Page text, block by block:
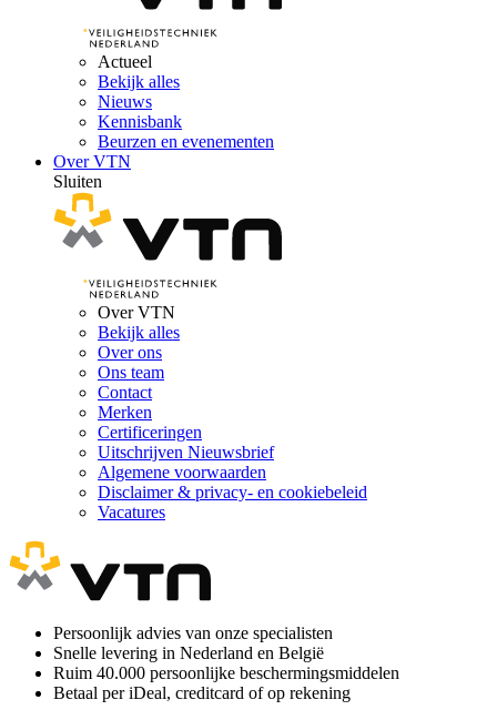
Actueel
Bekijk alles
Nieuws
Kennisbank
Beurzen en evenementen
Over VTN
Sluiten
Over VTN
Bekijk alles
Over ons
Ons team
Contact
Merken
Certificeringen
Uitschrijven Nieuwsbrief
Algemene voorwaarden
Disclaimer & privacy- en cookiebeleid
Vacatures
Persoonlijk advies van onze specialisten
Snelle levering in Nederland en België
Ruim 40.000 persoonlijke beschermingsmiddelen
Betaal per iDeal, creditcard of op rekening